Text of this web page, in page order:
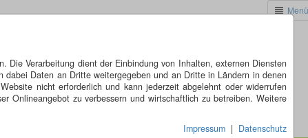
Die Verarbeitung dient der Einbindung von Inhalten, externen Diensten
dabei Daten an Dritte weitergegeben und an Dritte in Ländern in denen
nicht erforderlich und kann jederzeit abgelehnt oder widerrufen
Onlineangebot zu verbessern und wirtschaftlich zu betreiben. Weitere
Impressum | Datenschutz